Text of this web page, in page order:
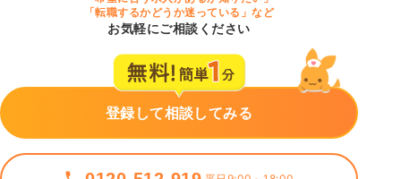
「転職するかどうか迷っている」など
お気軽にご相談ください
登録して相談してみる